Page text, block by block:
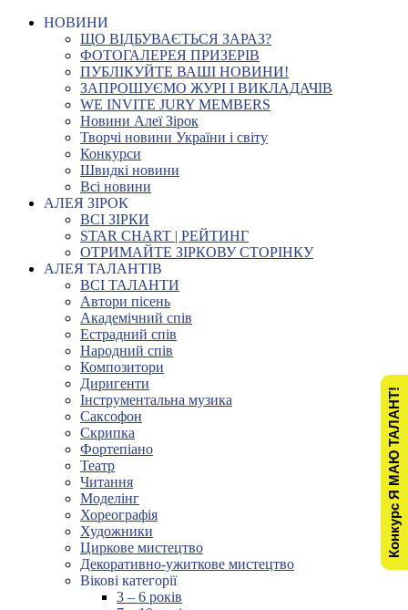
НОВИНИ
ЩО ВІДБУВАЄТЬСЯ ЗАРАЗ?
ФОТОГАЛЕРЕЯ ПРИЗЕРІВ
ПУБЛІКУЙТЕ ВАШІ НОВИНИ!
ЗАПРОШУЄМО ЖУРІ І ВИКЛАДАЧІВ
WE INVITE JURY MEMBERS
Новини Алеї Зірок
Творчі новини України і світу
Конкурси
Швидкі новини
Всі новини
АЛЕЯ ЗІРОК
ВСІ ЗІРКИ
STAR CHART | РЕЙТИНГ
ОТРИМАЙТЕ ЗІРКОВУ СТОРІНКУ
АЛЕЯ ТАЛАНТІВ
ВСІ ТАЛАНТИ
Автори пісень
Академічний спів
Естрадний спів
Народний спів
Композитори
Диригенти
Інструментальна музика
Саксофон
Скрипка
Фортепіано
Театр
Читання
Моделінг
Хореографія
Художники
Циркове мистецтво
Декоративно-ужиткове мистецтво
Вікові категорії
3 – 6 років
Конкурс Я МАЮ ТАЛАНТ!